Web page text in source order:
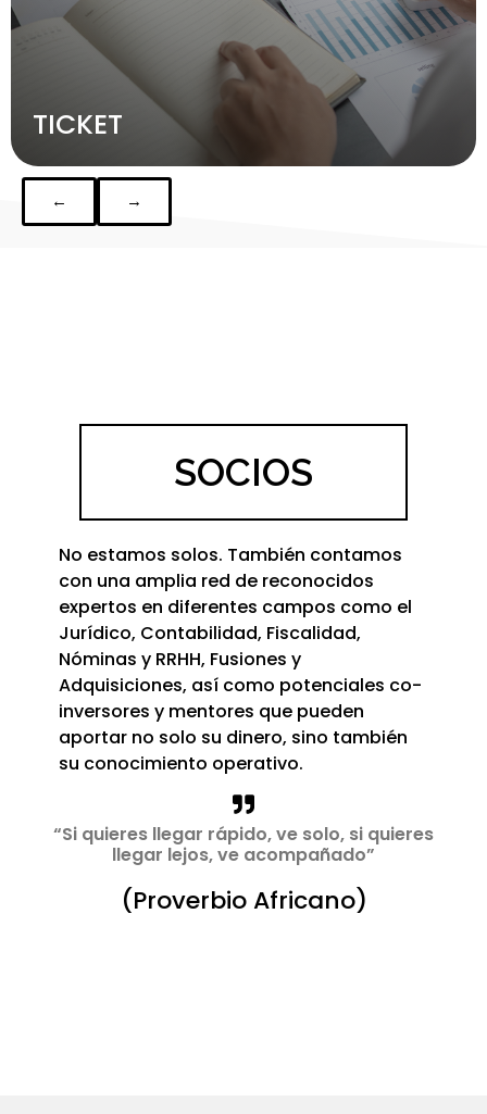
TICKET
← →
SOCIOS
No estamos solos. También contamos
con una amplia red de reconocidos
expertos en diferentes campos como el
Jurídico, Contabilidad, Fiscalidad,
Nóminas y RRHH, Fusiones y
Adquisiciones, así como potenciales co-
inversores y mentores que pueden
aportar no solo su dinero, sino también
su conocimiento operativo.
“Si quieres llegar rápido, ve solo, si quieres
llegar lejos, ve acompañado”
(Proverbio Africano)